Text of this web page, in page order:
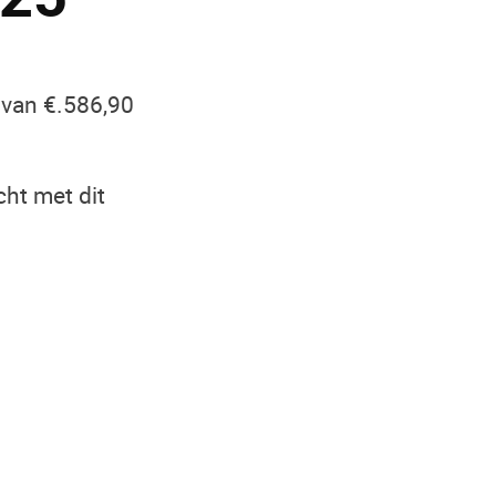
€.586,90
met dit